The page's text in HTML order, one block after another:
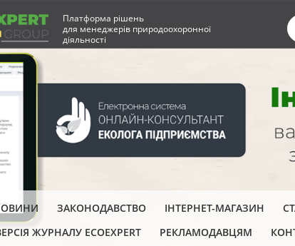
Платформа рішень
для менеджерів природоохоронної
діяльності
ЗАКОНОДАВСТВО ІНТЕРНЕТ-МАГАЗИН
ЖУРНАЛУ ECOEXPERT
РЕКЛАМОДАВЦЯМ